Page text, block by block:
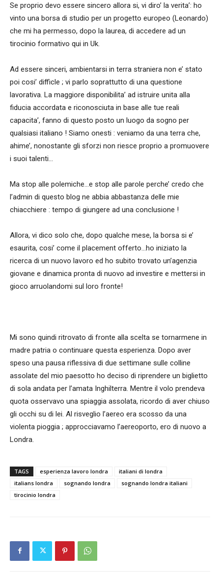
Se proprio devo essere sincero allora si, vi diro’ la verita’: ho
vinto una borsa di studio per un progetto europeo (Leonardo)
che mi ha permesso, dopo la laurea, di accedere ad un
tirocinio formativo qui in Uk.
Ad essere sinceri, ambientarsi in terra straniera non e’ stato
poi cosi’ difficle ; vi parlo soprattutto di una questione
lavorativa. La maggiore disponibilita’ ad istruire unita alla
fiducia accordata e riconosciuta in base alle tue reali
capacita’, fanno di questo posto un luogo da sogno per
qualsiasi italiano ! Siamo onesti : veniamo da una terra che,
ahime’, nonostante gli sforzi non riesce proprio a promuovere
i suoi talenti…
Ma stop alle polemiche…e stop alle parole perche’ credo che
l’admin di questo blog ne abbia abbastanza delle mie
chiacchiere : tempo di giungere ad una conclusione !
Allora, vi dico solo che, dopo qualche mese, la borsa si e’
esaurita, cosi’ come il placement offerto…ho iniziato la
ricerca di un nuovo lavoro ed ho subito trovato un’agenzia
giovane e dinamica pronta di nuovo ad investire e mettersi in
gioco arruolandomi sul loro fronte!
Mi sono quindi ritrovato di fronte alla scelta se tornarmene in
madre patria o continuare questa esperienza. Dopo aver
speso una pausa riflessiva di due settimane sulle colline
assolate del mio paesotto ho deciso di riprendere un biglietto
di sola andata per l’amata Inghilterra. Mentre il volo prendeva
quota osservavo una spiaggia assolata, ricordo di aver chiuso
gli occhi su di lei. Al risveglio l’aereo era scosso da una
violenta pioggia ; approcciavamo l’aereoporto, ero di nuovo a
Londra.
TAGS esperienza lavoro londra
italiani di londra
italians londra
sognando londra
sognando londra italiani
tirocinio londra